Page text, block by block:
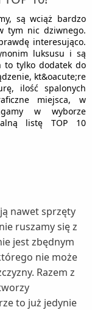
są wciąż bardzo
tym nic dziwnego.
interesująco.
luksusu i są
to tylko dodatek do
kt&oacute;re
ilość spalonych
miejsca, w
w wyborze
listę TOP 10
nawet sprzęty
ruszamy się z
jest zbędnym
nie może
Razem z
to już jedynie